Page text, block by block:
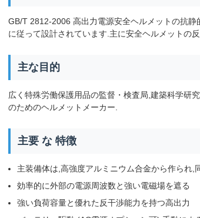
GB/T 2812-2006 高出力電源安全ヘルメットの抗
に従って設計されています.主に安全ヘルメットの
主な目的
広く特殊労働保護用品の監督・検査局,建築科学研
のためのヘルメットメーカー.
主要 な 特徴
主装備体は,高強度アルミニウム合金から作られ
効率的に外部の電源周波数と強い電磁場を遮る
強い負荷容量と優れた反干渉能力を持つ高出力